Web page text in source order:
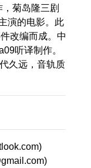
菊岛隆三剧
演的电影。此
改编而成。中
听译制作。
久远，音轨质